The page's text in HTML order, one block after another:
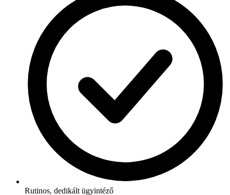
Rutinos, dedikált ügyintéző